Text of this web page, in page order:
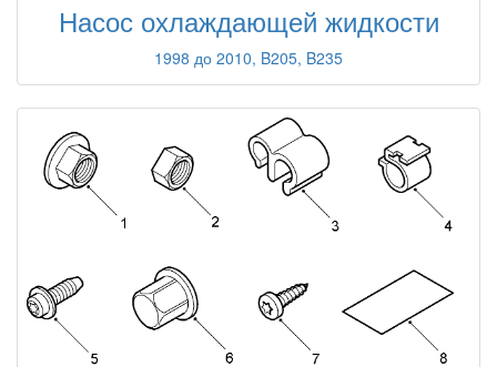
Насос охлаждающей жидкости
1998 до 2010, B205, B235